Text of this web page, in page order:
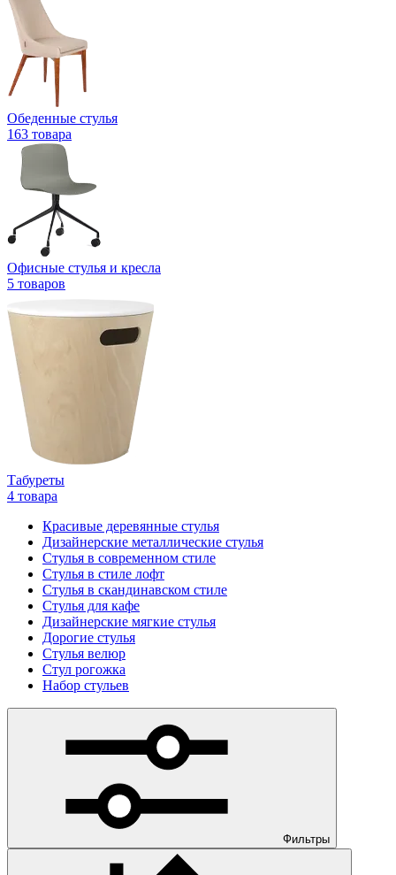
Обеденные стулья
163 товара
Офисные стулья и кресла
5 товаров
Табуреты
4 товара
Красивые деревянные стулья
Дизайнерские металлические стулья
Стулья в современном стиле
Стулья в стиле лофт
Стулья в скандинавском стиле
Стулья для кафе
Дизайнерские мягкие стулья
Дорогие стулья
Стулья велюр
Стул рогожка
Набор стульев
Фильтры